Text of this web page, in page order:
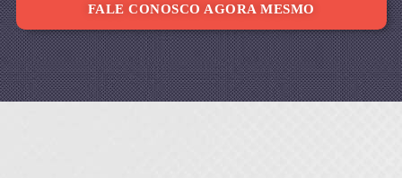
FALE CONOSCO AGORA MESMO